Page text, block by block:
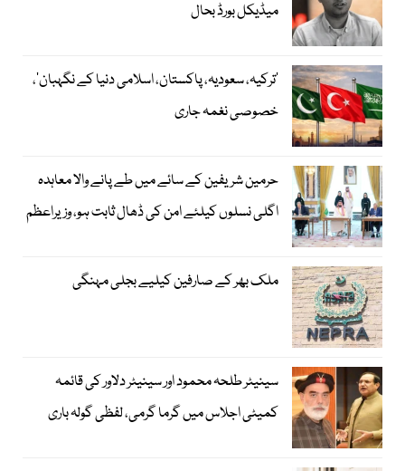
میڈیکل بورڈ بحال
‘ترکیہ، سعودیہ، پاکستان، اسلامی دنیا کے نگہبان’،
خصوصی نغمہ جاری
حرمین شریفین کے سائے میں طے پانے والا معاہدہ
اگلی نسلوں کیلئے امن کی ڈھال ثابت ہو، وزیراعظم
ملک بھر کے صارفین کیلیے بجلی مہنگی
سینیٹر طلحہ محمود اور سینیٹر دلاور کی قائمہ
کمیٹی اجلاس میں گرما گرمی، لفظی گولہ باری